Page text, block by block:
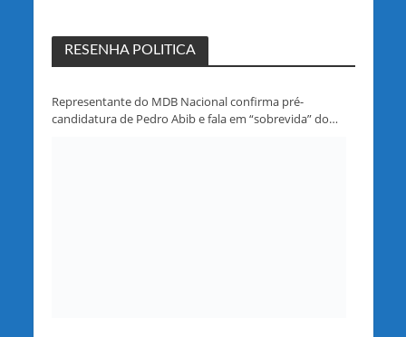
RESENHA POLITICA
Representante do MDB Nacional confirma pré-
candidatura de Pedro Abib e fala em “sobrevida” do